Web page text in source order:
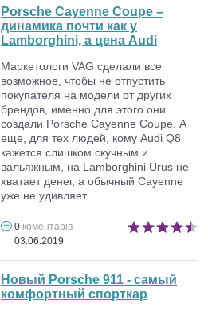
Porsche Cayenne Coupe –
динамика почти как у
Lamborghini, а цена Audi
Маркетологи VAG сделали все
возможное, чтобы не отпустить
покупателя на модели от других
брендов, именно для этого они
создали Porsche Cayenne Coupe. А
еще, для тех людей, кому Audi Q8
кажется слишком скучным и
вальяжным, на Lamborghini Urus не
хватает денег, а обычный Cayenne
уже не удивляет ...
0 коментарів
03.06.2019
Новый Porsche 911 - самый
комфортный спорткар